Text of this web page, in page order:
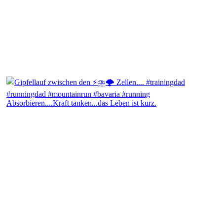
Absorbieren....Kraft tanken...das Leben ist kurz.